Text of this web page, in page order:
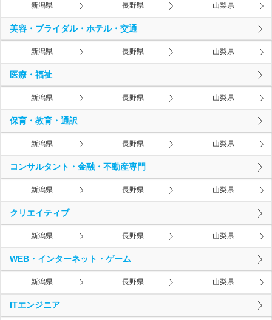
新潟県 長野県 山梨県
美容・ブライダル・ホテル・交通
新潟県 長野県 山梨県
医療・福祉
新潟県 長野県 山梨県
保育・教育・通訳
新潟県 長野県 山梨県
コンサルタント・金融・不動産専門
新潟県 長野県 山梨県
クリエイティブ
新潟県 長野県 山梨県
WEB・インターネット・ゲーム
新潟県 長野県 山梨県
ITエンジニア